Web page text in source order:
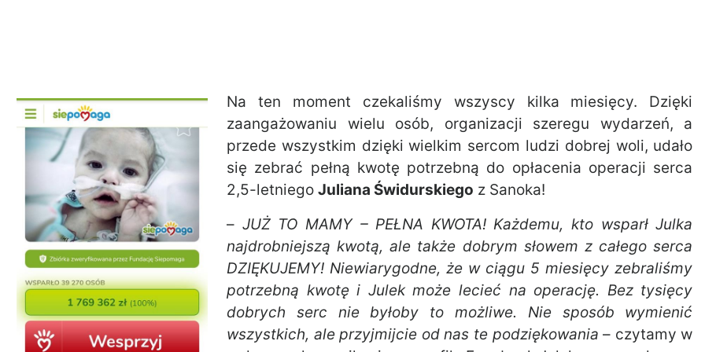
Na ten moment czekaliśmy wszyscy kilka miesięcy. Dzięki
zaangażowaniu wielu osób, organizacji szeregu wydarzeń, a
przede wszystkim dzięki wielkim sercom ludzi dobrej woli, udało
się zebrać pełną kwotę potrzebną do opłacenia operacji serca
2,5-letniego Juliana Świdurskiego z Sanoka!
– JUŻ TO MAMY – PEŁNA KWOTA! Każdemu, kto wsparł Julka
najdrobniejszą kwotą, ale także dobrym słowem z całego serca
DZIĘKUJEMY! Niewiarygodne, że w ciągu 5 miesięcy zebraliśmy
potrzebną kwotę i Julek może lecieć na operację. Bez tysięcy
dobrych serc nie byłoby to możliwe. Nie sposób wymienić
wszystkich, ale przyjmijcie od nas te podziękowania – czytamy w